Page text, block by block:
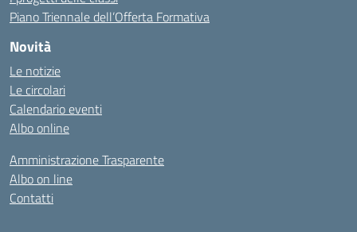
Piano Triennale dell’Offerta Formativa
Novità
Le notizie
Le circolari
Calendario eventi
Albo online
Amministrazione Trasparente
Albo on line
Contatti